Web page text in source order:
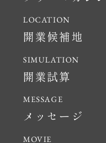
開業候補地
開業試算
メッセージ